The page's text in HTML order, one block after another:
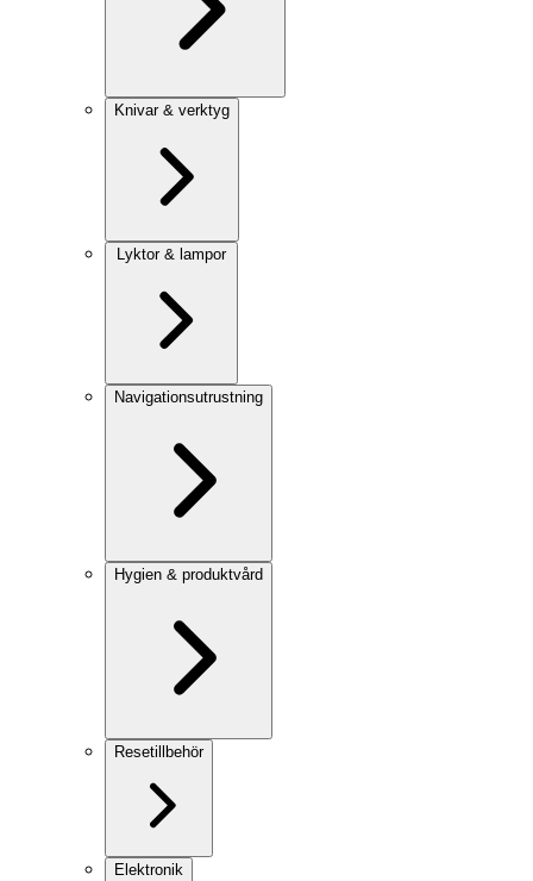
Knivar & verktyg
Lyktor & lampor
Navigationsutrustning
Hygien & produktvård
Resetillbehör
Elektronik